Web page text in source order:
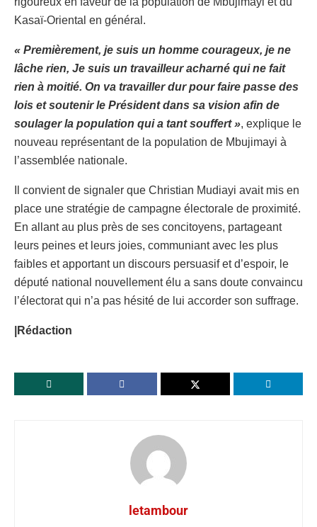
Kasaï-Oriental en général.
« Premièrement, je suis un homme courageux, je ne
lâche rien, Je suis un travailleur acharné qui ne fait
rien à moitié. On va travailler dur pour faire passe des
lois et soutenir le Président dans sa vision afin de
soulager la population qui a tant souffert », explique le
nouveau représentant de la population de Mbujimayi à
l’assemblée nationale.
Il convient de signaler que Christian Mudiayi avait mis en
place une stratégie de campagne électorale de proximité.
En allant au plus près de ses concitoyens, partageant
leurs peines et leurs joies, communiant avec les plus
faibles et apportant un discours persuasif et d’espoir, le
député national nouvellement élu a sans doute convaincu
l’électorat qui n’a pas hésité de lui accorder son suffrage.
|Rédaction
letambour